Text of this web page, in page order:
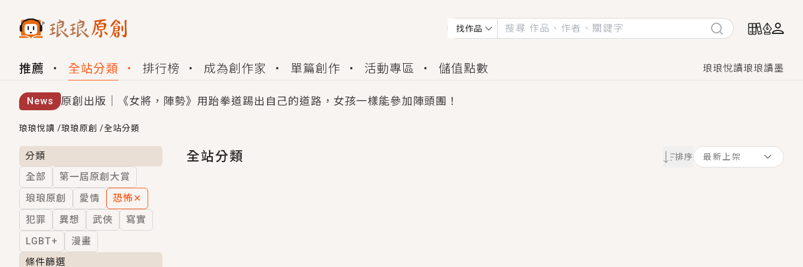
找作品
推薦 全站分類 排行榜 成為創作家 單篇創作 活動專區 儲值點數 琅琅悅讀琅琅讀墨
News 原創出版｜《女將，陣勢》用跆拳道踢出自己的道路，女孩一樣能參加陣頭團！
創,作家招募｜華文小說創作首選！有機會獲得豐富廣宣資源、專屬服務與獨享福利！
小編心動書單｜《離婚你提的，二婚嫁大佬，你哭什麼？》追妻火葬場！前夫失憶移情別戀，她頭也不回找新歡，他居然還後悔了？
GL｜《夏日與檸檬與重疊世界》炎熱的夏日、檸檬的香氣、互相愛慕的兩位少女，今夏最推純愛GL漫畫！
BL｜《費洛蒙中毒》救命！特殊費洛蒙體質世界觀，無法抗拒的吸引力，已中毒Σ>―(〃°ω°〃)♡→
OMG你嚇到我了｜《陰陽鬼店》上班族買了房子模型，但現實中買下的竟是屬於他的停屍櫃？！
言情｜《國語推行員》每個人心中都有一個連自己也無法改變的永恆， 他的一生將不由自主追逐著她……
琅琅悅讀 /琅琅原創 /全站分類
分類
全部
第一屆原創大賞
琅琅原創
愛情 恐怖 ✕
犯罪
異想 武俠
寫實
LGBT+
漫畫
條件篩選
全站分類 排序 最新上架